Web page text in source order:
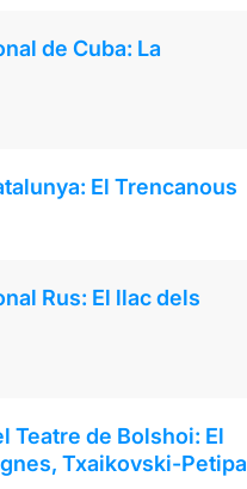
de Cuba: La
El Trencanous
Rus: El llac dels
Teatre de Bolshoi: El
Txaikovski-Petipa